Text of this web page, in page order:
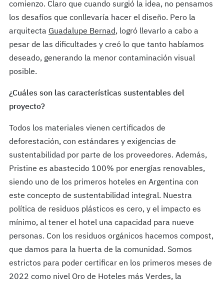
comienzo. Claro que cuando surgió la idea, no pensamos
los desafíos que conllevaría hacer el diseño. Pero la
arquitecta Guadalupe Bernad, logró llevarlo a cabo a
pesar de las dificultades y creó lo que tanto habíamos
deseado, generando la menor contaminación visual
posible.
¿Cuáles son las características sustentables del
proyecto?
Todos los materiales vienen certificados de
deforestación, con estándares y exigencias de
sustentabilidad por parte de los proveedores. Además,
Pristine es abastecido 100% por energías renovables,
siendo uno de los primeros hoteles en Argentina con
este concepto de sustentabilidad integral. Nuestra
política de residuos plásticos es cero, y el impacto es
mínimo, al tener el hotel una capacidad para nueve
personas. Con los residuos orgánicos hacemos compost,
que damos para la huerta de la comunidad. Somos
estrictos para poder certificar en los primeros meses de
2022 como nivel Oro de Hoteles más Verdes, la